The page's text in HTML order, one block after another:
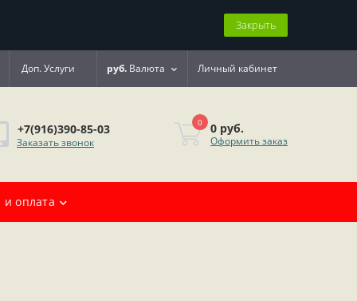
Закрыть
Доп. Услуги руб. Валюта Личный кабинет
+7(916)390-85-03
Заказать звонок
0 0 руб.
Оформить заказ
и оплата